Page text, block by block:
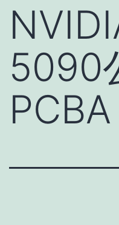
5090
PCBA